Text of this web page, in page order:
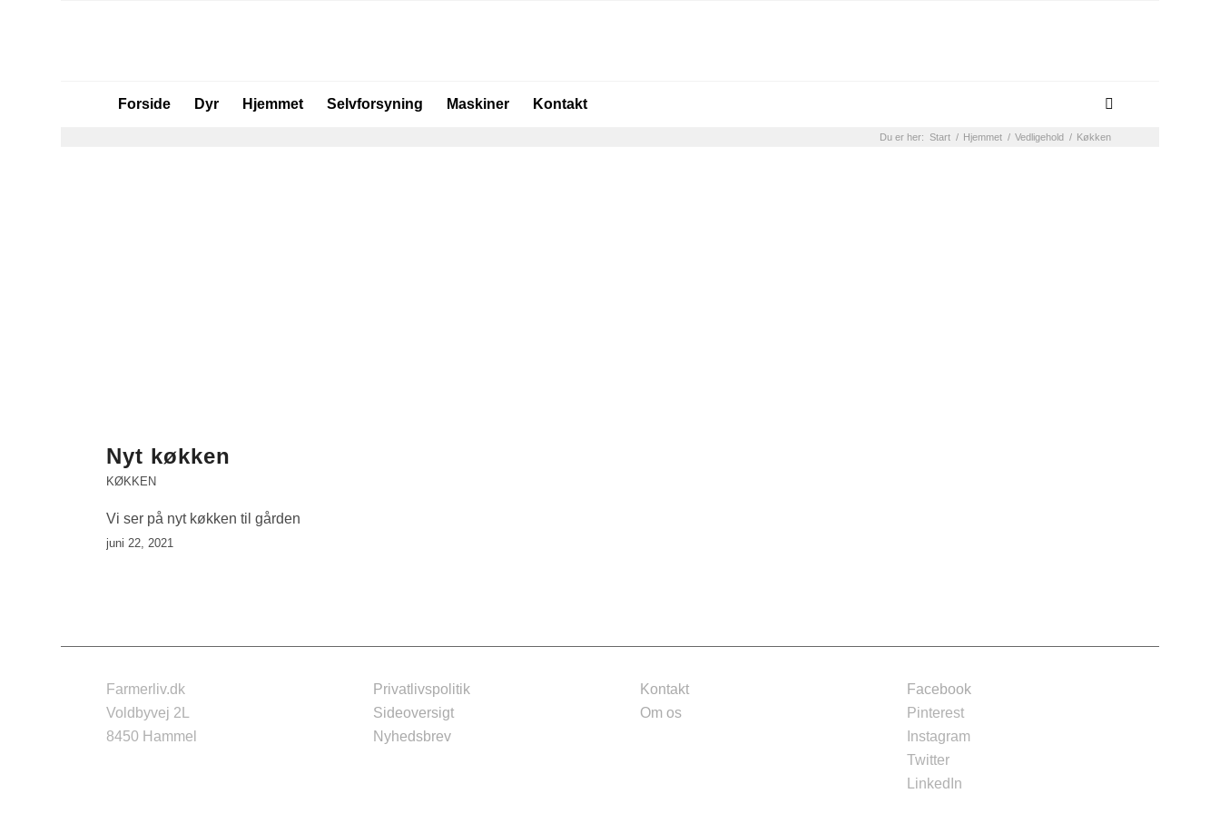
Forside Dyr Hjemmet Selvforsyning Maskiner Kontakt
Du er her: Start / Hjemmet / Vedligehold / Køkken
Nyt køkken
KØKKEN
Vi ser på nyt køkken til gården
juni 22, 2021
Farmerliv.dk
Voldbyvej 2L
8450 Hammel
Privatlivspolitik
Sideoversigt
Nyhedsbrev
Kontakt
Om os
Facebook
Pinterest
Instagram
Twitter
LinkedIn